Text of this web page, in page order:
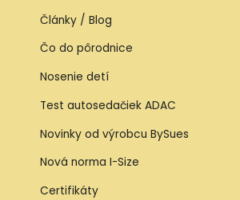
Články / Blog
Čo do pôrodnice
Nosenie detí
Test autosedačiek ADAC
Novinky od výrobcu BySues
Nová norma I-Size
Certifikáty